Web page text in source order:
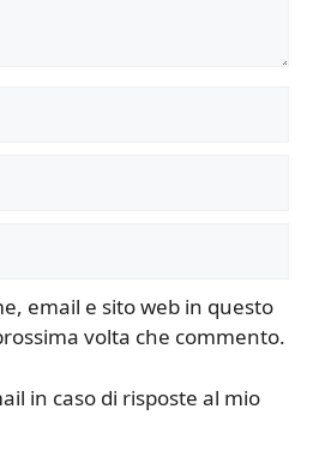
email e sito web in questo
volta che commento.
in caso di risposte al mio